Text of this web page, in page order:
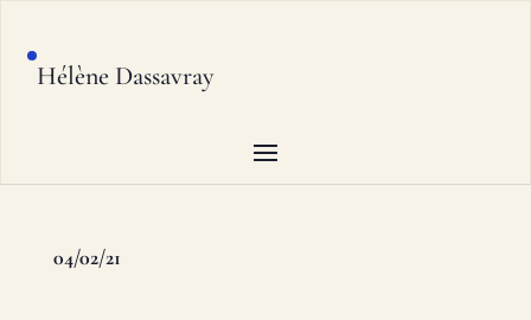
Hélène Dassavray
04/02/21